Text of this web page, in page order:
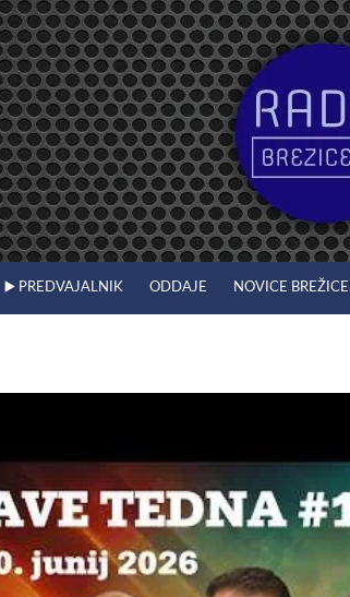
▶️ PREDVAJALNIK ODDAJE NOVICE BREŽICE